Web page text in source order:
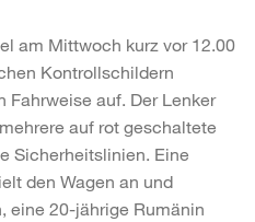
am Mittwoch kurz vor 12.00
Kontrollschildern
Fahrweise auf. Der Lenker
auf rot geschaltete
Sicherheitslinien. Eine
den Wagen an und
eine 20-jährige Rumänin